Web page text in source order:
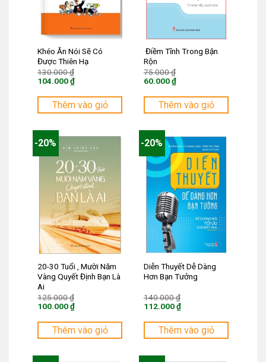
Khéo Ăn Nói Sẽ Có
Được Thiên Hạ
130.000₫
130.000 ₫.
104.000₫
hiện
là:
Thêm vào giỏ
Điềm Tĩnh Trong Bận
Rộn
75.000₫
75.000 ₫.
60.000₫
hiện
là:
Thêm vào giỏ
-20%
20-30 Tuổi , Mười Năm
Vàng Quyết Định Bạn Là
Ai
125.000₫
125.000 ₫.
100.000₫
hiện
là:
Thêm vào giỏ
-20%
Diễn Thuyết Dễ Dàng
Hơn Bạn Tưởng
140.000₫
140.000 ₫.
112.000₫
hiện
là:
Thêm vào giỏ